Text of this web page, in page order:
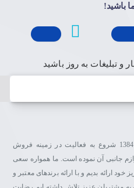
باشید!
و تبلیغات به روز باشید
فروشگاه اینترنتی تکتازشاپ از سال 1384 شروع به فعالیت در زمینه فروش
جانبی آن نموده است. ما همواره سعی
ارائه بدیم و با ارائه برندهای معتبر و